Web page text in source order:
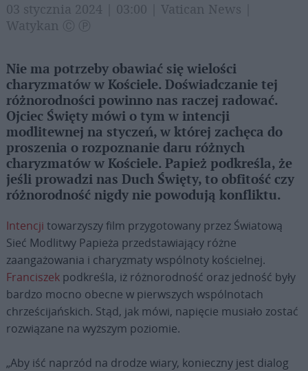
03 stycznia 2024 | 03:00 | Vatican News |
Watykan Ⓒ Ⓟ
Nie ma potrzeby obawiać się wielości
charyzmatów w Kościele. Doświadczanie tej
różnorodności powinno nas raczej radować.
Ojciec Święty mówi o tym w intencji
modlitewnej na styczeń, w której zachęca do
proszenia o rozpoznanie daru różnych
charyzmatów w Kościele. Papież podkreśla, że
jeśli prowadzi nas Duch Święty, to obfitość czy
różnorodność nigdy nie powodują konfliktu.
Intencji towarzyszy film przygotowany przez Światową
Sieć Modlitwy Papieża przedstawiający różne
zaangażowania i charyzmaty wspólnoty kościelnej.
Franciszekpodkreśla, iż różnorodność oraz jedność były
bardzo mocno obecne w pierwszych wspólnotach
chrześcijańskich. Stąd, jak mówi, napięcie musiało zostać
rozwiązane na wyższym poziomie.
„Aby iść naprzód na drodze wiary, konieczny jest dialog